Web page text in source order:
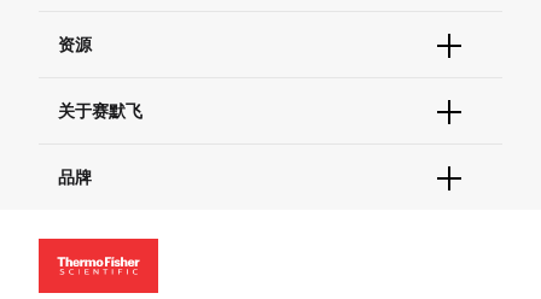
现货供应中心
联系我们 - 400 820 8982
查找文件&证书
资源
促销
社交媒体
关于赛默飞
招聘
新闻
社会责任
品牌
Applied Biosystems
Invitrogen